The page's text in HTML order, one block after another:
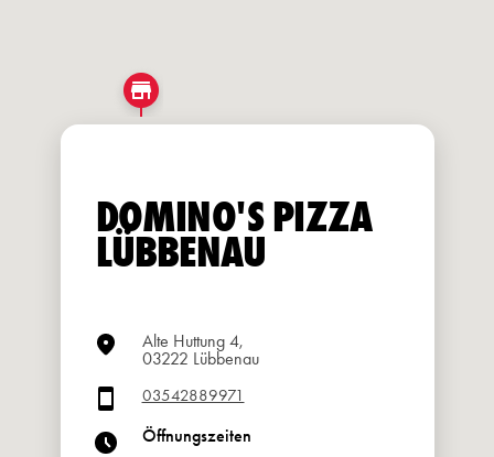
DOMINO'S PIZZA
LÜBBENAU
Alte Huttung 4,
03222 Lübbenau
03542889971
Öffnungszeiten